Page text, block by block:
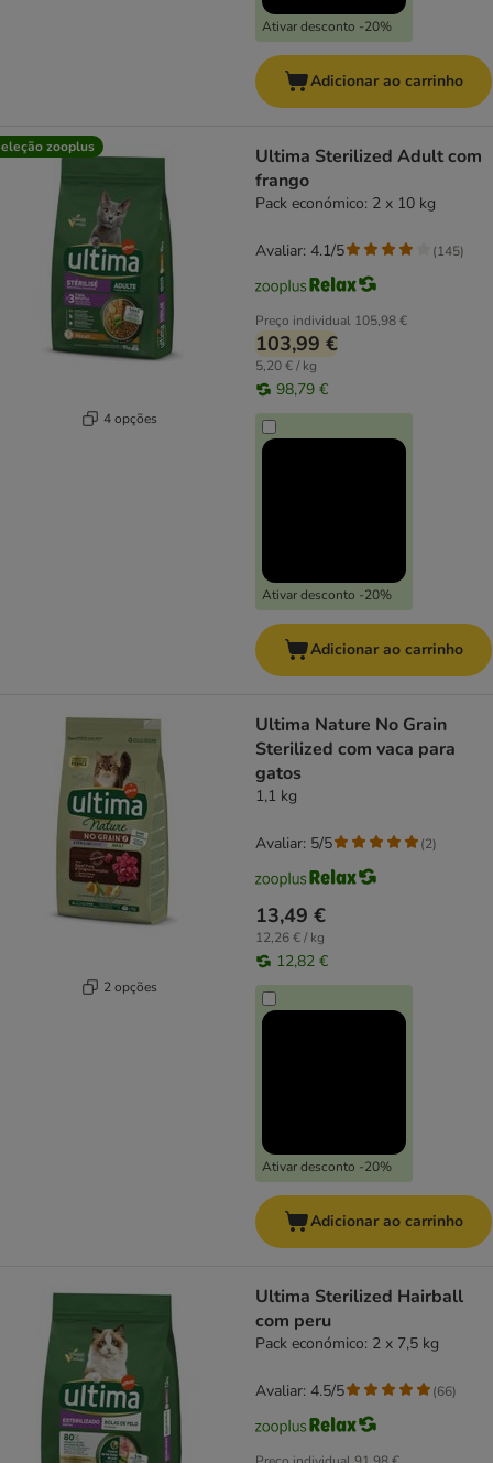
Ativar desconto -20%
Adicionar ao carrinho
zooplus
4 opções
Ultima Sterilized Adult com
frango
Pack económico: 2 x 10 kg
Preço individual 105,98 €
103,99 €
5,20 € / kg
98,79 €
Ativar desconto -20%
Avaliar: 4.1/5 (145)
Adicionar ao carrinho
2 opções
Ultima Nature No Grain
Sterilized com vaca para
gatos
1,1 kg
13,49 €
12,26 € / kg
12,82 €
Ativar desconto -20%
Avaliar: 5/5 (2)
Adicionar ao carrinho
Ultima Sterilized Hairball
com peru
Pack económico: 2 x 7,5 kg
Avaliar: 4.5/5 (66)